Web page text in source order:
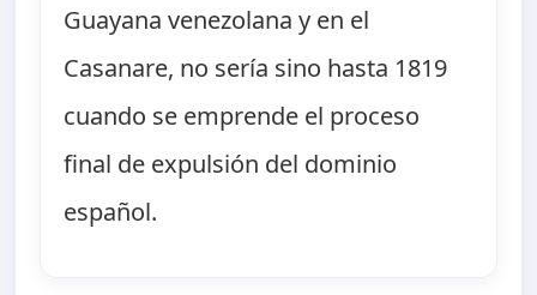
Guayana venezolana y en el
Casanare, no sería sino hasta 1819
cuando se emprende el proceso
final de expulsión del dominio
español.